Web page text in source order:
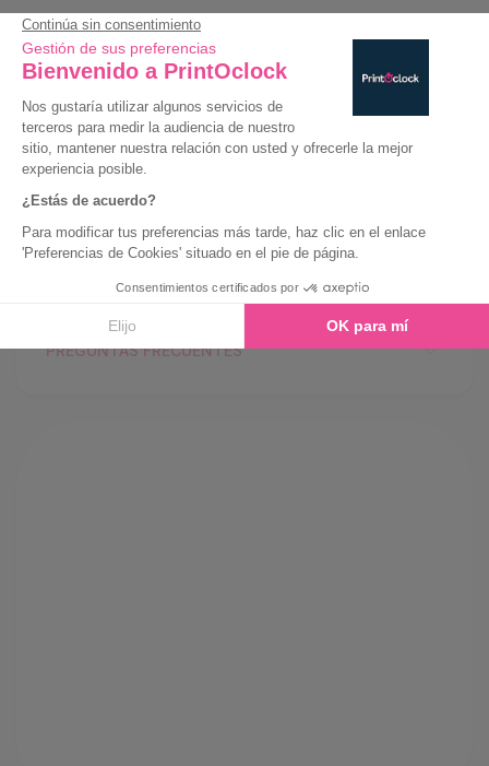
Siempre precios bajos
Eco-Responsable
Guía de compra
Plantillas
PREGUNTAS FRECUENTES